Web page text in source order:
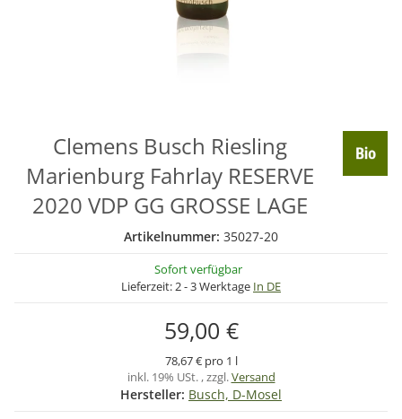
Clemens Busch Riesling
Marienburg Fahrlay RESERVE
2020 VDP GG GROSSE LAGE
Artikelnummer: 35027-20
Sofort verfügbar
Lieferzeit:2 - 3 Werktage In DE
59,00 €
78,67 € pro 1 l
inkl. 19% USt. , zzgl.Versand
Hersteller: Busch, D-Mosel